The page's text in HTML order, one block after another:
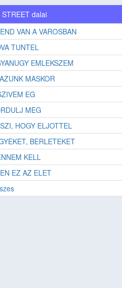
STREET dalai
VAN A VAROSBAN
TUNTEL
EMLEKSZEM
MASKOR
EG
MEG
HOGY ELJOTTEL
BERLETEKET
KELL
EZ AZ ELET